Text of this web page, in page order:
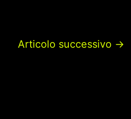
Articolo successivo →